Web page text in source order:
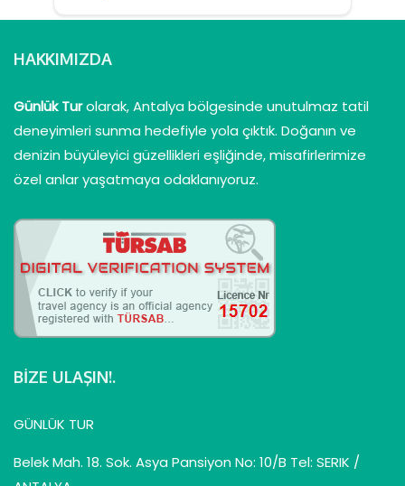
HAKKIMIZDA
Günlük Turolarak, Antalya bölgesinde unutulmaz tatil
deneyimleri sunma hedefiyle yola çıktık. Doğanın ve
denizin büyüleyici güzellikleri eşliğinde, misafirlerimize
özel anlar yaşatmaya odaklanıyoruz.
BIZE ULAŞIN!.
GÜNLÜK TUR
Belek Mah. 18. Sok. Asya Pansiyon No: 10/B Tel: SERIK /